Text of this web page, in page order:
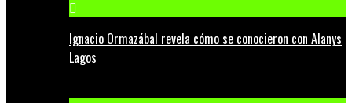
Ignacio Ormazábal revela cómo se conocieron con Alanys
Lagos